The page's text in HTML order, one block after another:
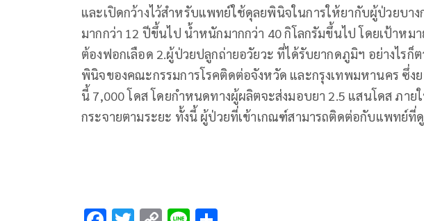
และเปิดกว้างไว้สำหรับแพทย์ใช้ดุลยพินิจในการให้ยากับผู้ป่วยบา
มากกว่า 12 ปีขึ้นไป น้ำหนักมากกว่า 40 กิโลกรัมขึ้นไป โดยเป้าหม
ต้องฟอกเลือด 2.ผู้ป่วยปลูกถ่ายอวัยวะ ที่ได้รับยากดภูมิฯ อย่างไรก็
พินิจของคณะกรรมการโรคติดต่อจังหวัด และกรุงเทพมหานคร ซึ่ง
นี้ 7,000 โดส โดยกำหนดทางผู้ผลิตจะส่งมอบยา 2.5 แสนโดส ภาย
กระจายตามระยะ ทั้งนี้ ผู้ป่วยที่เข้าเกณฑ์สามารถติดต่อกับแพทย์ที่